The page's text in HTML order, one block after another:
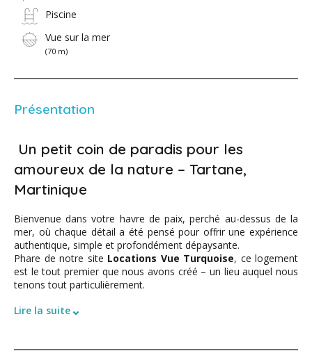
Piscine
Vue sur la mer
(70 m)
Présentation
Un petit coin de paradis pour les
amoureux de la nature – Tartane,
Martinique
Bienvenue dans votre havre de paix, perché au-dessus de la
mer, où chaque détail a été pensé pour offrir une expérience
authentique, simple et profondément dépaysante.
Phare de notre site Locations Vue Turquoise, ce logement
est le tout premier que nous avons créé – un lieu auquel nous
tenons tout particulièrement.
Lire la suite⌄